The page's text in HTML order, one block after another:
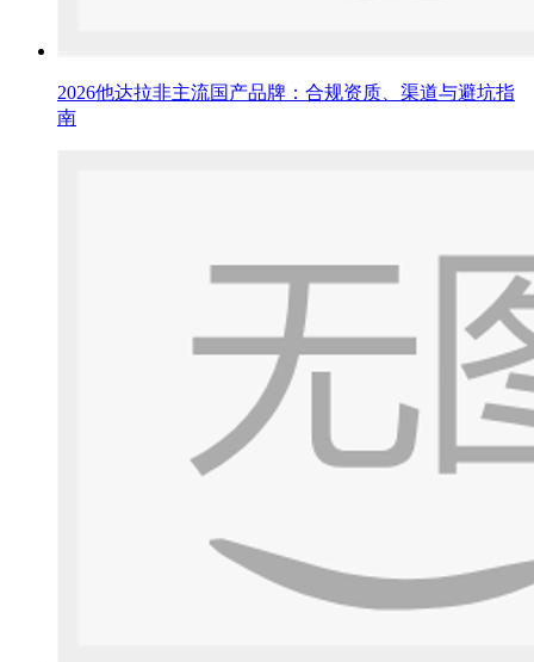
2026他达拉非主流国产品牌：合规资质、渠道与避坑指
南